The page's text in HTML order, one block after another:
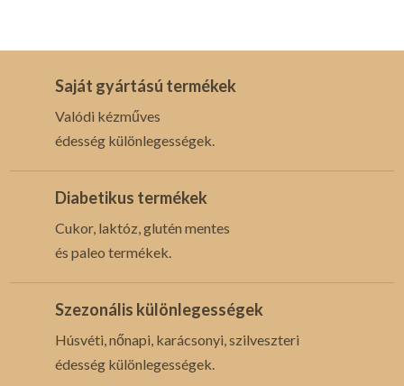
Saját gyártású termékek
Valódi kézműves
édesség különlegességek.
Diabetikus termékek
Cukor, laktóz, glutén mentes
és paleo termékek.
Szezonális különlegességek
Húsvéti, nőnapi, karácsonyi, szilveszteri
édesség különlegességek.